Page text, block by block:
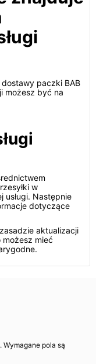
dostawy paczki BAB
możesz być na
w
usługi. Następnie
dotyczące
aktualizacji
mieć
pola są